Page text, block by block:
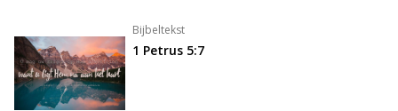
Bijbeltekst
1 Petrus 5:7